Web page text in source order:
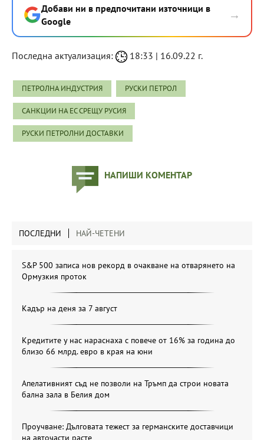
Добави ни в предпочитани източници в
Google
→
Последна актуализация: 18:33 | 16.09.22 г.
ПЕТРОЛНА ИНДУСТРИЯ РУСКИ ПЕТРОЛ
САНКЦИИ НА ЕС СРЕЩУ РУСИЯ
РУСКИ ПЕТРОЛНИ ДОСТАВКИ
НАПИШИ КОМЕНТАР
ПОСЛЕДНИ НАЙ-ЧЕТЕНИ
S&P 500 записа нов рекорд в очакване на отварянето на
Ормузкия проток
Кадър на деня за 7 август
Кредитите у нас нараснаха с повече от 16% за година до
близо 66 млрд. евро в края на юни
Апелативният съд не позволи на Тръмп да строи новата
бална зала в Белия дом
Проучване: Дълговата тежест за германските доставчици
на авточасти расте